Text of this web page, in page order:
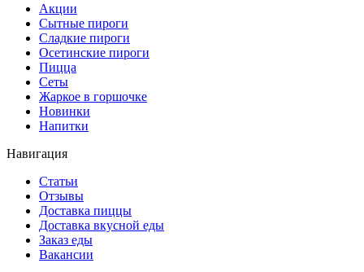
Акции
Сытные пироги
Сладкие пироги
Осетинские пироги
Пицца
Сеты
Жаркое в горшочке
Новинки
Напитки
Навигация
Статьи
Отзывы
Доставка пиццы
Доставка вкусной еды
Заказ еды
Вакансии